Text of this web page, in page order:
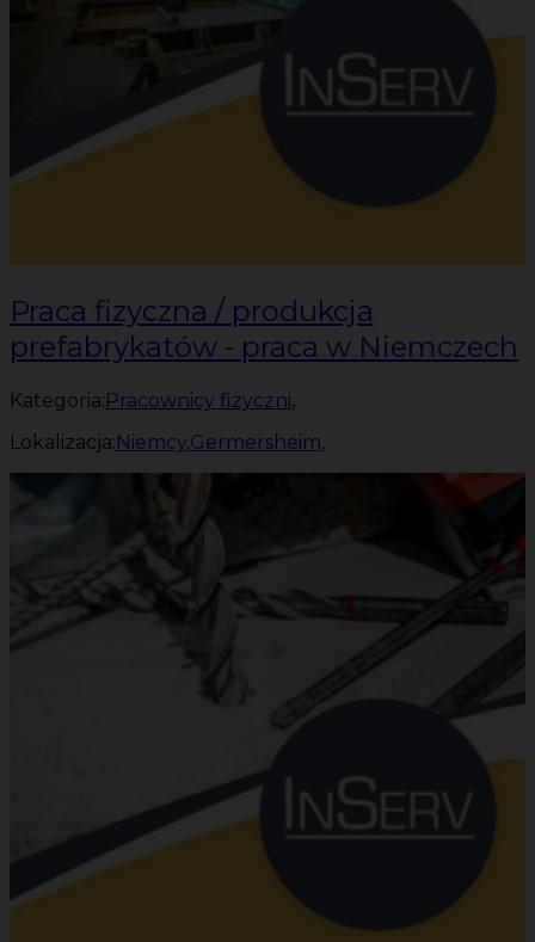
Praca fizyczna / produkcja
prefabrykatów - praca w Niemczech
Kategoria: Pracownicy fizyczni,
Lokalizacja: Niemcy,Germersheim,